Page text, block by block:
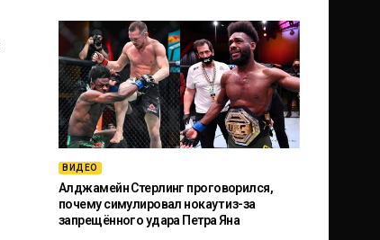
ВИДЕО
Алджамейн Стерлинг проговорился,
почему симулировал нокаут из-за
запрещённого удара Петра Яна